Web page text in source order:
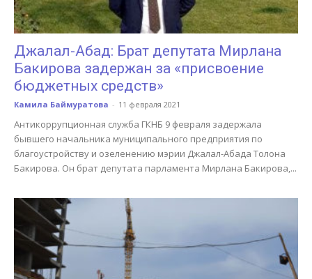
Джалал-Абад: Брат депутата Мирлана
Бакирова задержан за «присвоение
бюджетных средств»
Камила Баймуратова - 11 февраля 2021
Антикоррупционная служба ГКНБ 9 февраля задержала
бывшего начальника муниципального предприятия по
благоустройству и озеленению мэрии Джалал-Абада Толона
Бакирова. Он брат депутата парламента Мирлана Бакирова,...